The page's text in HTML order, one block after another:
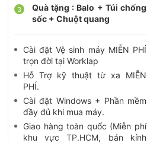
Quà tặng : Balo + Túi chống
sốc + Chuột quang
Cài đặt Vệ sinh máy MIỄN PHÍ
trọn đời tại Worklap
Hỗ Trợ kỹ thuật từ xa MIỄN
PHÍ.
Cài đặt Windows + Phần mềm
đầy đủ khi mua máy.
Giao hàng toàn quốc (Miễn phí
khu vực TP.HCM, bán kính